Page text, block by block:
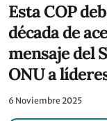
Esta COP
década de
mensaje del
ONU a
6 Noviembre 2025